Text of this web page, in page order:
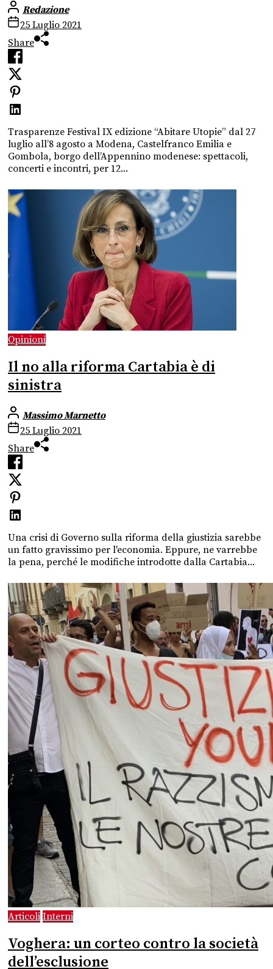
Redazione
25 Luglio 2021
Share
Trasparenze Festival IX edizione “Abitare Utopie” dal 27
luglio all’8 agosto a Modena, Castelfranco Emilia e
Gombola, borgo dell’Appennino modenese: spettacoli,
concerti e incontri, per 12...
Opinioni
Il no alla riforma Cartabia è di
sinistra
Massimo Marnetto
25 Luglio 2021
Share
Una crisi di Governo sulla riforma della giustizia sarebbe
un fatto gravissimo per l'economia. Eppure, ne varrebbe
la pena, perché le modifiche introdotte dalla Cartabia...
Articoli Interni
Voghera: un corteo contro la società
dell’esclusione